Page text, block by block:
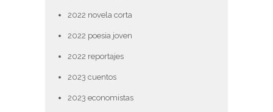
2022 novela corta
2022 poesia joven
2022 reportajes
2023 cuentos
2023 economistas